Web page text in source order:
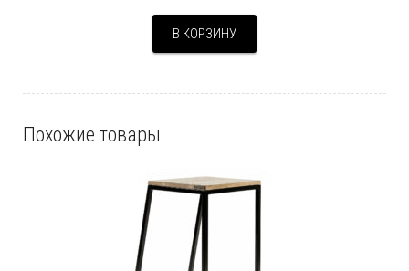
В КОРЗИНУ
Похожие товары